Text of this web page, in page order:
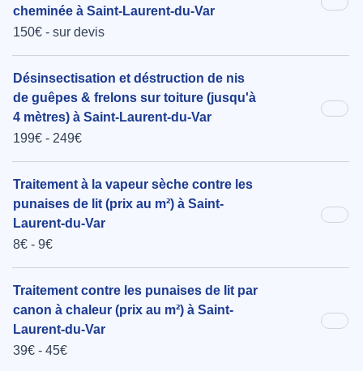
cheminée à Saint-Laurent-du-Var
150€ - sur devis
Désinsectisation et déstruction de nis
de guêpes & frelons sur toiture (jusqu'à
4 mètres) à Saint-Laurent-du-Var
199€ - 249€
Traitement à la vapeur sèche contre les
punaises de lit (prix au m²) à Saint-
Laurent-du-Var
8€ - 9€
Traitement contre les punaises de lit par
canon à chaleur (prix au m²) à Saint-
Laurent-du-Var
39€ - 45€